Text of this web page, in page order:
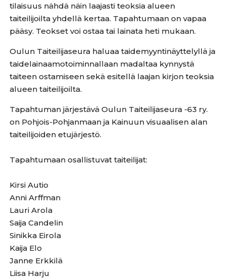
tilaisuus nähdä näin laajasti teoksia alueen
taiteilijoilta yhdellä kertaa. Tapahtumaan on vapaa
pääsy. Teokset voi ostaa tai lainata heti mukaan.
Oulun Taiteilijaseura haluaa taidemyyntinäyttelyllä ja
taidelainaamotoiminnallaan madaltaa kynnystä
taiteen ostamiseen sekä esitellä laajan kirjon teoksia
alueen taiteilijoilta.
Tapahtuman järjestävä Oulun Taiteilijaseura -63 ry.
on Pohjois-Pohjanmaan ja Kainuun visuaalisen alan
taiteilijoiden etujärjestö.
Tapahtumaan osallistuvat taiteilijat:
Kirsi Autio
Anni Arffman
Lauri Arola
Saija Candelin
Sinikka Eirola
Kaija Elo
Janne Erkkilä
Liisa Harju